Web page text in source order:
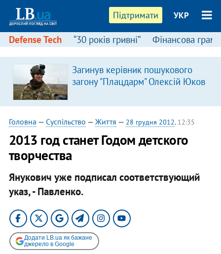
Підтримати УКР
Defense Tech “30 років гривні” Фінансова
Загинув керівник пошукового
загону "Плацдарм" Олексій Юков
Головна — Суспільство — Життя — 28 грудня 2012, 12:35
2013 год станет Годом детского
творчества
Янукович уже подписал соответствующий
указ, - Павленко.
Додати LB.ua як бажане
джерело в Google